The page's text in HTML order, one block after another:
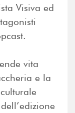
Visiva ed
vita
e la